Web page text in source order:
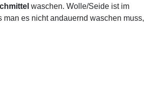
waschen. Wolle/Seide ist im
es nicht andauernd waschen muss,